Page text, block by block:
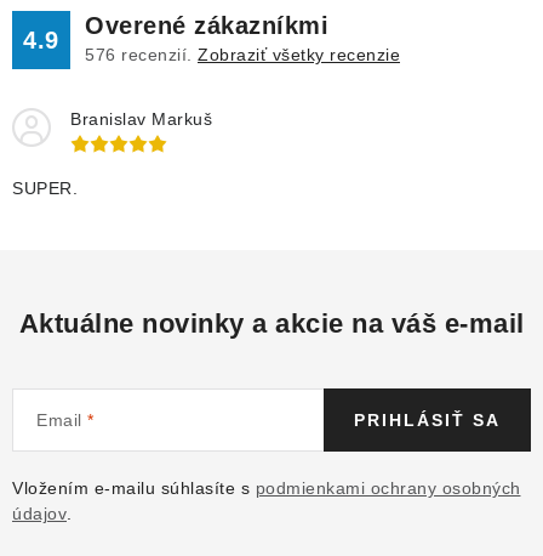
4.9
Overené zákazníkmi
576 recenzií. Zobraziť všetky recenzie
Branislav Markuš
SUPER.
Aktuálne novinky a akcie na váš e-mail
Email
Vložením e-mailu súhlasíte s podmienkami ochrany osobných
údajov
PRIHLÁSIŤ SA